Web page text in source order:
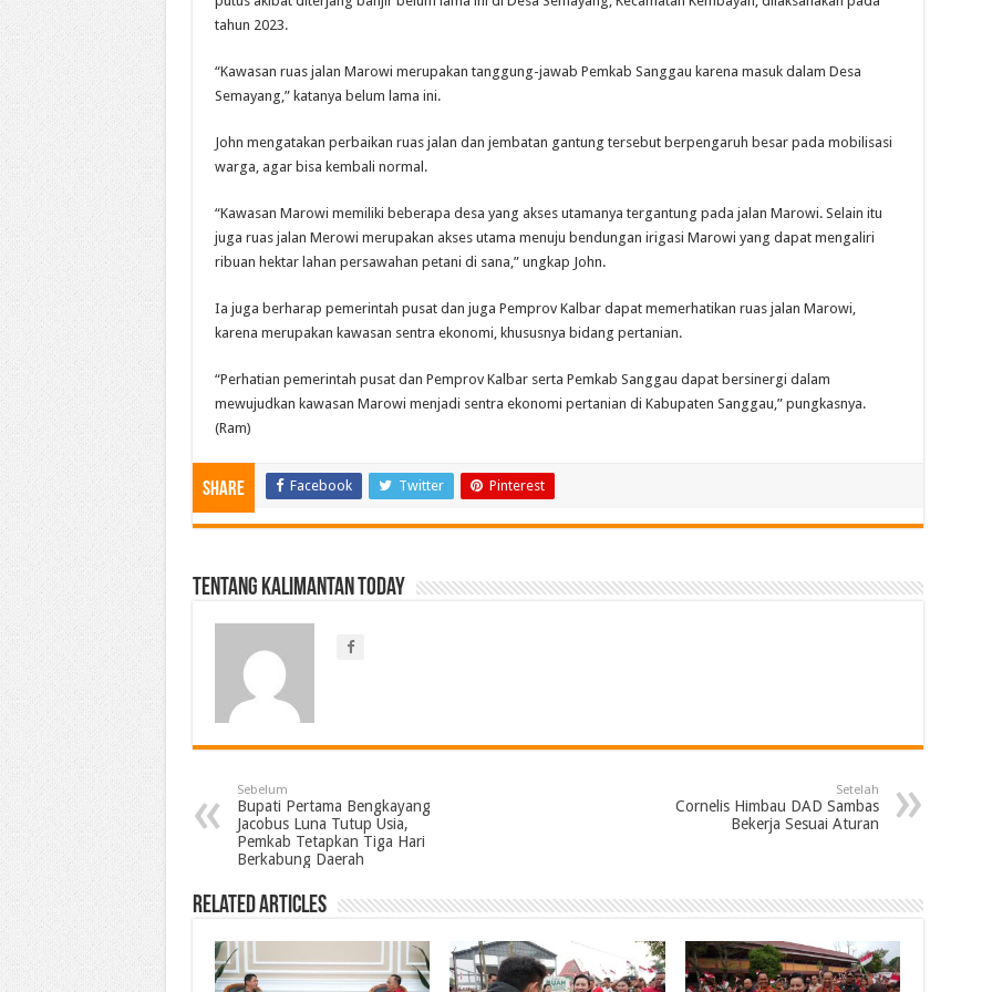
tahun 2023.
“Kawasan ruas jalan Marowi merupakan tanggung-jawab Pemkab Sanggau karena masuk dalam Desa
Semayang,” katanya belum lama ini.
John mengatakan perbaikan ruas jalan dan jembatan gantung tersebut berpengaruh besar pada mobilisasi
warga, agar bisa kembali normal.
“Kawasan Marowi memiliki beberapa desa yang akses utamanya tergantung pada jalan Marowi. Selain itu
juga ruas jalan Merowi merupakan akses utama menuju bendungan irigasi Marowi yang dapat mengaliri
ribuan hektar lahan persawahan petani di sana,” ungkap John.
Ia juga berharap pemerintah pusat dan juga Pemprov Kalbar dapat memerhatikan ruas jalan Marowi,
karena merupakan kawasan sentra ekonomi, khususnya bidang pertanian.
“Perhatian pemerintah pusat dan Pemprov Kalbar serta Pemkab Sanggau dapat bersinergi dalam
mewujudkan kawasan Marowi menjadi sentra ekonomi pertanian di Kabupaten Sanggau,” pungkasnya.
(Ram)
Share Facebook Twitter Pinterest
Tentang Kalimantan Today
Sebelum
Bupati Pertama Bengkayang
Jacobus Luna Tutup Usia,
Pemkab Tetapkan Tiga Hari
Berkabung Daerah
Setelah
Cornelis Himbau DAD Sambas
Bekerja Sesuai Aturan
Related Articles